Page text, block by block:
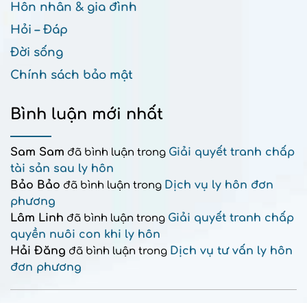
Hôn nhân & gia đình
Hỏi – Đáp
Đời sống
Chính sách bảo mật
Bình luận mới nhất
Sam Sam đã bình luận trong Giải quyết tranh chấp
tài sản sau ly hôn
Bảo Bảo đã bình luận trong Dịch vụ ly hôn đơn
phương
Lâm Linh đã bình luận trong Giải quyết tranh chấp
quyền nuôi con khi ly hôn
Hải Đăng đã bình luận trong Dịch vụ tư vấn ly hôn
đơn phương